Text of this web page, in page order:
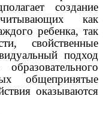
создание
как
ребенка, так
свойственные
подход
общепринятые
оказываются